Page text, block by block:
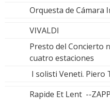
Orquesta de Cámara
VIVALDI
Presto del Concierto
cuatro estaciones
I solisti Veneti. Piero
Rapide Et Lent --